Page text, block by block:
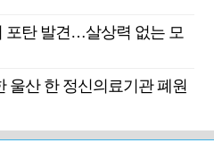
포탄 발견…살상력 없는 모
울산 한 정신의료기관 폐원